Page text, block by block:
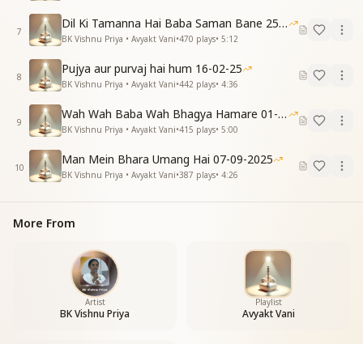
7
Dil Ki Tamanna Hai Baba Saman Bane 25-01-2026
BK Vishnu Priya • Avyakt Vani•470 plays• 5:12
8
Pujya aur purvaj hai hum 16-02-25
BK Vishnu Priya • Avyakt Vani•442 plays• 4:36
9
Wah Wah Baba Wah Bhagya Hamare 01-02-2026
BK Vishnu Priya • Avyakt Vani•415 plays• 5:00
10
Man Mein Bhara Umang Hai 07-09-2025
BK Vishnu Priya • Avyakt Vani•387 plays• 4:26
More From
Artist
BK Vishnu Priya
Playlist
Avyakt Vani